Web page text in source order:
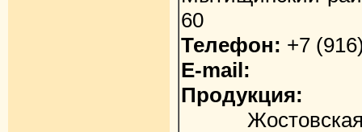
60
Телефон: +7
E-mail:
Продукция:
Жостовская